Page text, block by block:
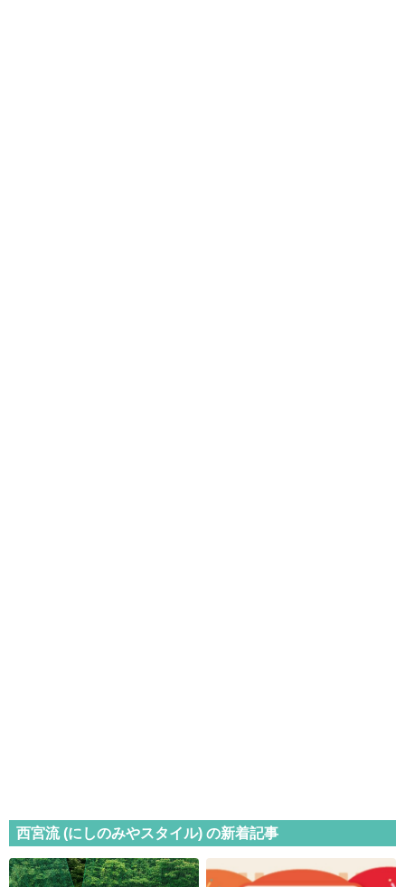
西宮流 (にしのみやスタイル) の新着記事